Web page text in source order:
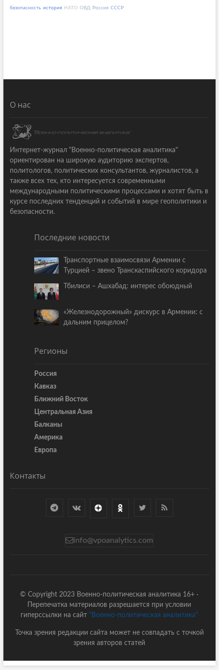
безопасность история НАТО ОВД Россия СССР
О нас
Интернет-журнал "Военно-политическая аналитика"
ориентирован на широкую аудиторию экспертов,
политологов, политических консультантов, журналистов, а
также всех тех, кто интересуется современными
международными политическими процессами и хотят быть в
курсе последних тенденций и событий в мире геополитики и
безопасности.
Последние новости
Транспортные взаимосвязи Армении с
Турцией – звено Транскаспийского коридора
Тбилиси – Ашхабад: интерес обоюдный
«Железнодорожный» дискурс в Армении: с
дальним прицелом?
Регионы
Россия
Кавказ
Ближний Восток
Центральная Азия
Балканы
Америка
Европа
Контакты
info@vpoanalytics.com
© Copyright 2023 Военно-политическая аналитика 16+ ·
Перепечатка материалов разрешается при условии
гиперссылки на сайт "Военно-политическая аналитика"
Точка зрения редакции сайта может не совпадать с точкой
зрения авторов статей